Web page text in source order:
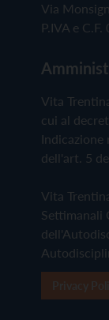
Via
P.IVA e
Vita
cui al
Indicazione
dell'art. 5
Vita
Settimanali